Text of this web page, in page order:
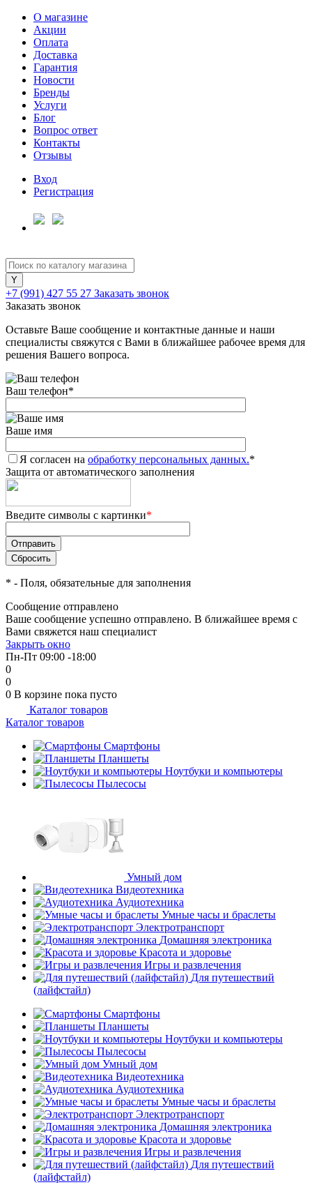
О магазине
Акции
Оплата
Доставка
Гарантия
Новости
Бренды
Услуги
Блог
Вопрос ответ
Контакты
Отзывы
Вход
Регистрация
+7 (991) 427 55 27 Заказать звонок
Заказать звонок
Оставьте Ваше сообщение и контактные данные и наши
специалисты свяжутся с Вами в ближайшее рабочее время для
решения Вашего вопроса.
Ваш телефон*
Ваше имя
Я согласен на обработку персональных данных.*
Защита от автоматического заполнения
Введите символы с картинки*
* - Поля, обязательные для заполнения
Сообщение отправлено
Ваше сообщение успешно отправлено. В ближайшее время с
Вами свяжется наш специалист
Закрыть окно
Пн-Пт 09:00 -18:00
0
0
0 В корзине пока пусто
Каталог товаров
Каталог товаров
Смартфоны
Планшеты
Ноутбуки и компьютеры
Пылесосы
Умный дом
Видеотехника
Аудиотехника
Умные часы и браслеты
Электротранспорт
Домашняя электроника
Красота и здоровье
Игры и развлечения
Для путешествий
(лайфстайл)
Смартфоны
Планшеты
Ноутбуки и компьютеры
Пылесосы
Умный дом
Видеотехника
Аудиотехника
Умные часы и браслеты
Электротранспорт
Домашняя электроника
Красота и здоровье
Игры и развлечения
Для путешествий
(лайфстайл)
Для клиентов всех банков
Разбейте
оплатуна части
без переплат
График платежей
Сегодня
25%
Добавляйте товары
в корзину
Оплачивайте сегодня только
25% картой любого банка
Получайте товар
выбранный способом
Оставшиеся75% будут
списыватьсяс вашей карты
по
Подробнее
об оплате Плайтом
недели
раз в 2 недели
plait.ru